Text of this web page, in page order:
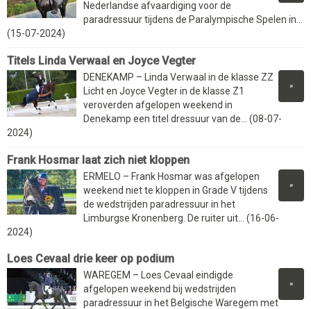
Nederlandse afvaardiging voor de
paradressuur tijdens de Paralympische Spelen in...
(15-07-2024)
Titels Linda Verwaal en Joyce Vegter
»
DENEKAMP – Linda Verwaal in de klasse ZZ
Licht en Joyce Vegter in de klasse Z1
veroverden afgelopen weekend in
Denekamp een titel dressuur van de... (08-07-
2024)
Frank Hosmar laat zich niet kloppen
»
ERMELO – Frank Hosmar was afgelopen
weekend niet te kloppen in Grade V tijdens
de wedstrijden paradressuur in het
Limburgse Kronenberg. De ruiter uit... (16-06-
2024)
Loes Cevaal drie keer op podium
»
WAREGEM – Loes Cevaal eindigde
afgelopen weekend bij wedstrijden
paradressuur in het Belgische Waregem met